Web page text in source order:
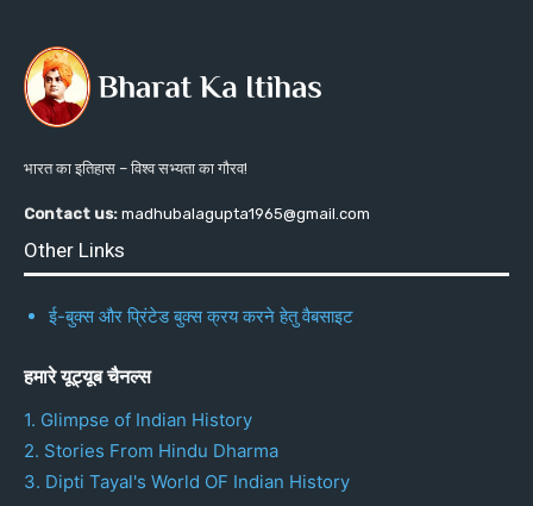
भारत का इतिहास – विश्व सभ्यता का गौरव!
Contact us: madhubalagupta1965@gmail.com
Other Links
ई-बुक्स और प्रिंटेड बुक्स क्रय करने हेतु वैबसाइट
हमारे यूट्यूब चैनल्स
1. Glimpse of Indian History
2. Stories From Hindu Dharma
3. Dipti Tayal's World OF Indian History